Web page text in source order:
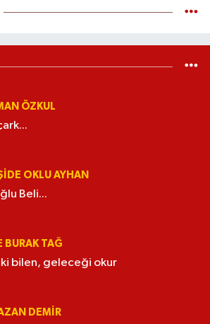
ÖZKUL
OKLU AYHAN
Beli...
BURAK TAĞ
bilen, geleceği okur
DEMİR